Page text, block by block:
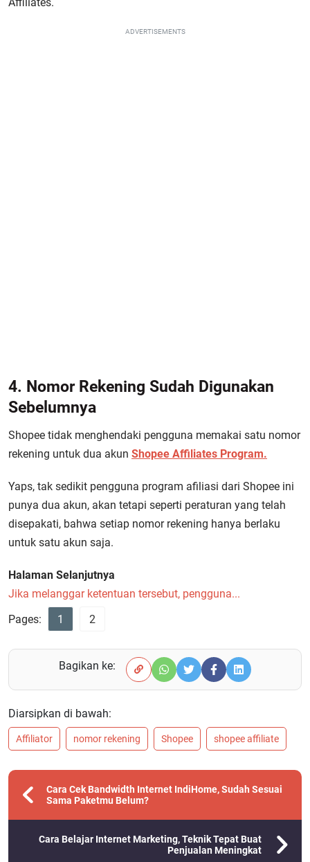
ADVERTISEMENTS
4. Nomor Rekening Sudah Digunakan
Sebelumnya
Shopee tidak menghendaki pengguna memakai satu nomor
rekening untuk dua akun Shopee Affiliates Program.
Yaps, tak sedikit pengguna program afiliasi dari Shopee ini
punya dua akun, akan tetapi seperti peraturan yang telah
disepakati, bahwa setiap nomor rekening hanya berlaku
untuk satu akun saja.
Halaman Selanjutnya
Jika melanggar ketentuan tersebut, pengguna...
Pages:
1 2
Bagikan ke:
Diarsipkan di bawah:
Affiliator nomor rekening Shopee shopee affiliate
Cara Cek Bandwidth Internet IndiHome, Sudah Sesuai
Sama Paketmu Belum?
Cara Belajar Internet Marketing, Teknik Tepat Buat
Penjualan Meningkat